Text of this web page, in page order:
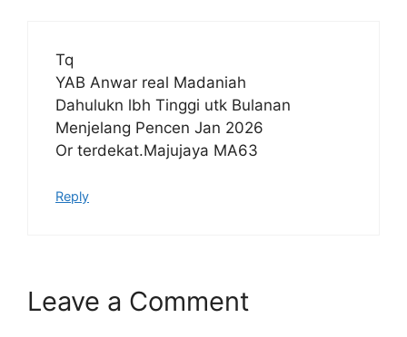
Tq
YAB Anwar real Madaniah
Dahulukn lbh Tinggi utk Bulanan
Menjelang Pencen Jan 2026
Or terdekat.Majujaya MA63
Reply
Leave a Comment